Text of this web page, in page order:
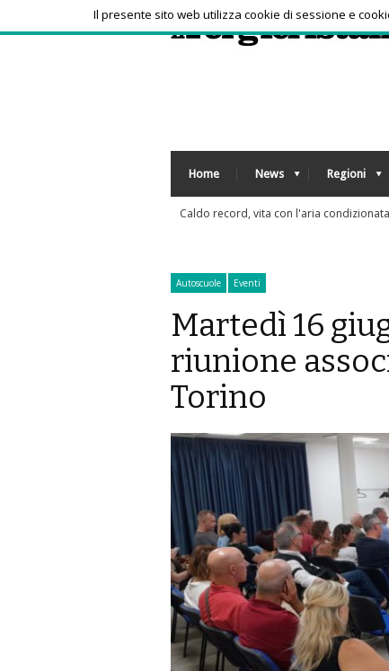
Home News Regioni
Tra bambini e ragazzi in aumento uso
Autoscuole Eventi
Martedì 16
riunione
Torino
Il presente sito web utilizza cookie di sessione e